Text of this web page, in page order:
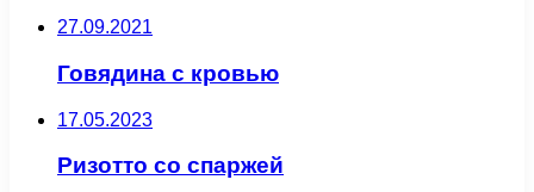
27.09.2021
Говядина с кровью
17.05.2023
Ризотто со спаржей